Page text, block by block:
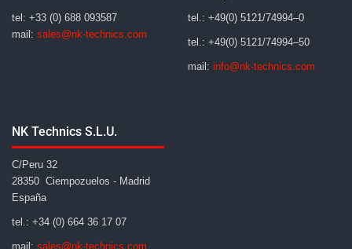
tel: +33 (0) 688 093587
mail: sales@nk-technics.com
tel.: +49(0) 5121/74994–0
tel.: +49(0) 5121/74994–50
mail: info@nk-technics.com
NK Technics S.L.U.
C/Peru 32
28350 Ciempozuelos - Madrid
España
tel.: +34 (0) 664 36 17 07
mail: sales@nk-technics.com